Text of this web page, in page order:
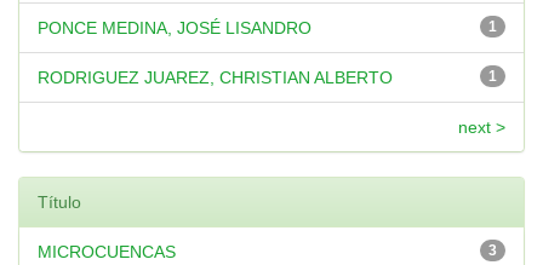
1
PONCE MEDINA, JOSÉ LISANDRO
1
RODRIGUEZ JUAREZ, CHRISTIAN ALBERTO
next >
Título
3
MICROCUENCAS